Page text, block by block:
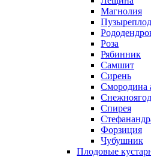
Магнолия
Роза
Рябинник
Самшит
Сирень
Смородина
Спирея
Форзиция
Чубушник
Плодовые